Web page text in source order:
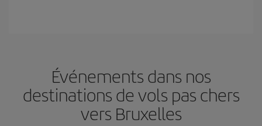
Événements dans nos
destinations de vols pas chers
vers Bruxelles